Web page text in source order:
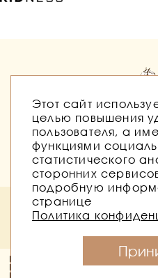
Политика безопасности
Согласие на обработку
Конный магазин Баланс ©
Этот сайт
целью повышения
пользователя, а
функциями
статистического
сторонних
подробную
странице
Политика